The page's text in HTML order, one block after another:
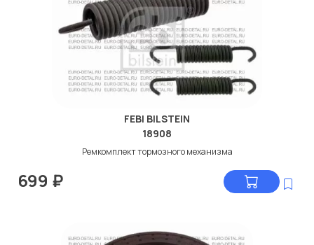
FEBI BILSTEIN
18908
Ремкомплект тормозного механизма
699 ₽